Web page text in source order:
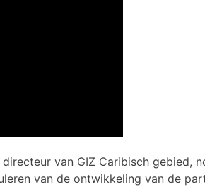
van GIZ Caribisch
van de ontwikkeling van de